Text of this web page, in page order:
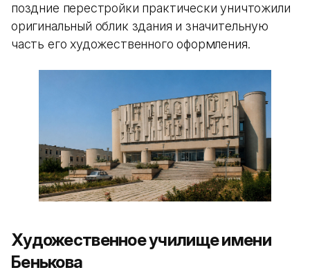
поздние перестройки практически уничтожили
оригинальный облик здания и значительную
часть его художественного оформления.
Художественное училище имени
Бенькова